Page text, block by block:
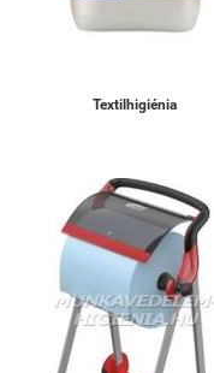
Textilhigiénia